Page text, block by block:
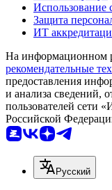
Использование
Защита
ИТ
На информационном
рекомендательные
предоставления
и анализа сведений,
пользователей сети
Российской
Русский